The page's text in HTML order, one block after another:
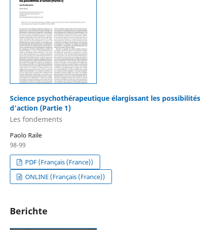
Science psychothérapeutique élargissant les possibilités
d’action (Partie 1)
Les fondements
Paolo Raile
98-99
PDF (Français (France))
ONLINE (Français (France))
Berichte